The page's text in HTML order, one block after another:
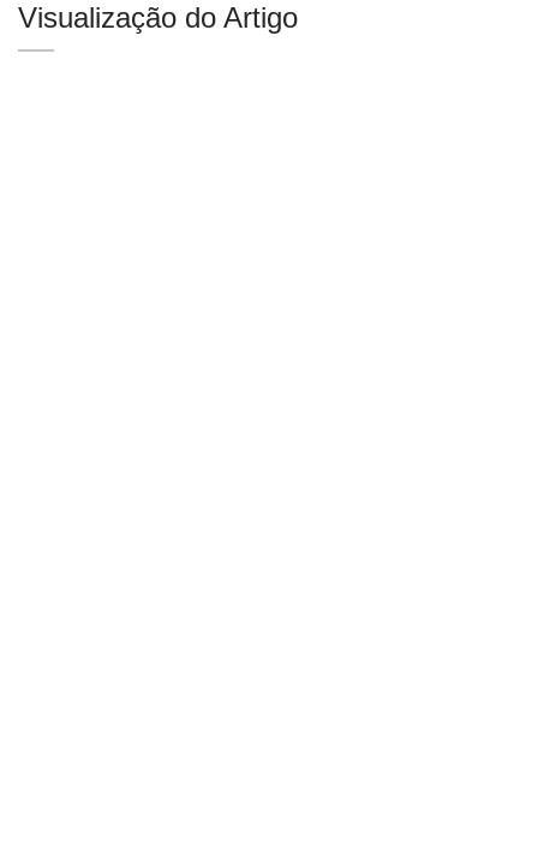
Visualização do Artigo